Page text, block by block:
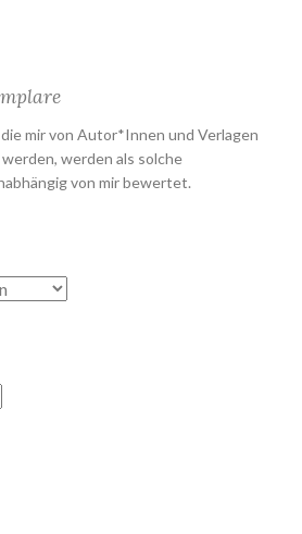
mir von Autor*Innen und Verlagen
werden als solche
von mir bewertet.